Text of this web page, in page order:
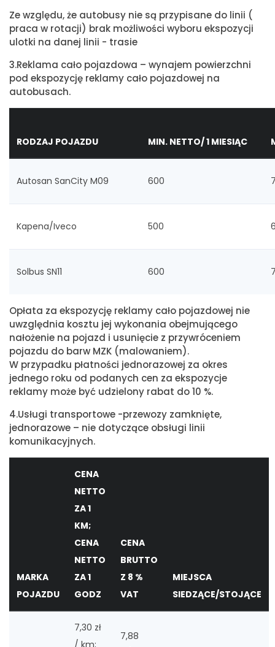
Ze względu, że autobusy nie są przypisane do linii (
praca w rotacji) brak możliwości wyboru ekspozycji
ulotki na danej linii - trasie
3.Reklama cało pojazdowa – wynajem powierzchni
pod ekspozycję reklamy cało pojazdowej na
autobusach.
RODZAJ POJAZDU MIN. NETTO/ 1 MIESIĄC
Autosan SanCity M09 600
Kapena/Iveco 500
Solbus SN11 600
Opłata za ekspozycję reklamy cało pojazdowej nie
uwzględnia kosztu jej wykonania obejmującego
nałożenie na pojazd i usunięcie z przywróceniem
pojazdu do barw MZK (malowaniem).
W przypadku płatności jednorazowej za okres
jednego roku od podanych cen za ekspozycje
reklamy może być udzielony rabat do 10 %.
4.Usługi transportowe -przewozy zamknięte,
jednorazowe – nie dotyczące obsługi linii
komunikacyjnych.
MARKA
POJAZDU
CENA
NETTO
ZA 1
KM;
CENA
NETTO
ZA 1
GODZ
CENA
BRUTTO
Z 8 %
VAT
MIEJSCA
SIEDZĄCE/STOJĄCE
7,30 zł
7,88